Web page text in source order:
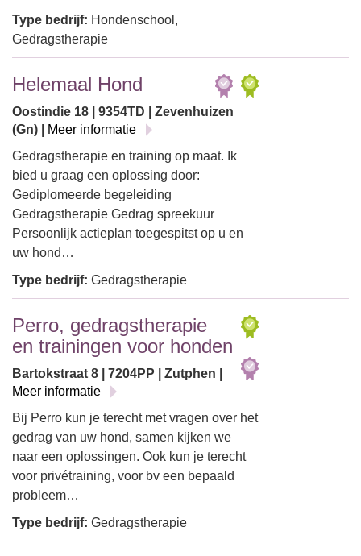
Type bedrijf: Hondenschool,
Gedragstherapie
Helemaal Hond
Oostindie 18 | 9354TD | Zevenhuizen
(Gn) |
Meer informatie
Gedragstherapie en training op maat. Ik
bied u graag een oplossing door:
Gediplomeerde begeleiding
Gedragstherapie Gedrag spreekuur
Persoonlijk actieplan toegespitst op u en
uw hond…
Type bedrijf: Gedragstherapie
Perro, gedragstherapie
en trainingen voor honden
Bartokstraat 8 | 7204PP | Zutphen |
Meer informatie
Bij Perro kun je terecht met vragen over het
gedrag van uw hond, samen kijken we
naar een oplossingen. Ook kun je terecht
voor privétraining, voor bv een bepaald
probleem…
Type bedrijf: Gedragstherapie